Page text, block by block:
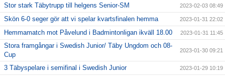
Stor stark Täbytrupp till helgens Senior-SM 2023-02-03 08:49
Skön 6-0 seger gör att vi spelar kvartsfinalen hemma 2023-01-31 22:02
Hemmamatch mot Påvelund i Badmintonligan ikväll 18.00 2023-01-31 11:45
Stora framgångar i Swedish Junior/ Täby Ungdom och 08-
Cup
2023-01-30 09:21
3 Täbyspelare i semifinal i Swedish Junior 2023-01-29 10:19